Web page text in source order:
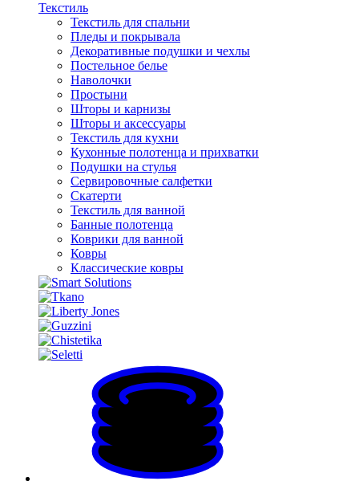
Текстиль
Текстиль для спальни
Пледы и покрывала
Декоративные подушки и чехлы
Постельное белье
Наволочки
Простыни
Шторы и карнизы
Шторы и аксессуары
Текстиль для кухни
Кухонные полотенца и прихватки
Подушки на стулья
Сервировочные салфетки
Скатерти
Текстиль для ванной
Банные полотенца
Коврики для ванной
Ковры
Классические ковры